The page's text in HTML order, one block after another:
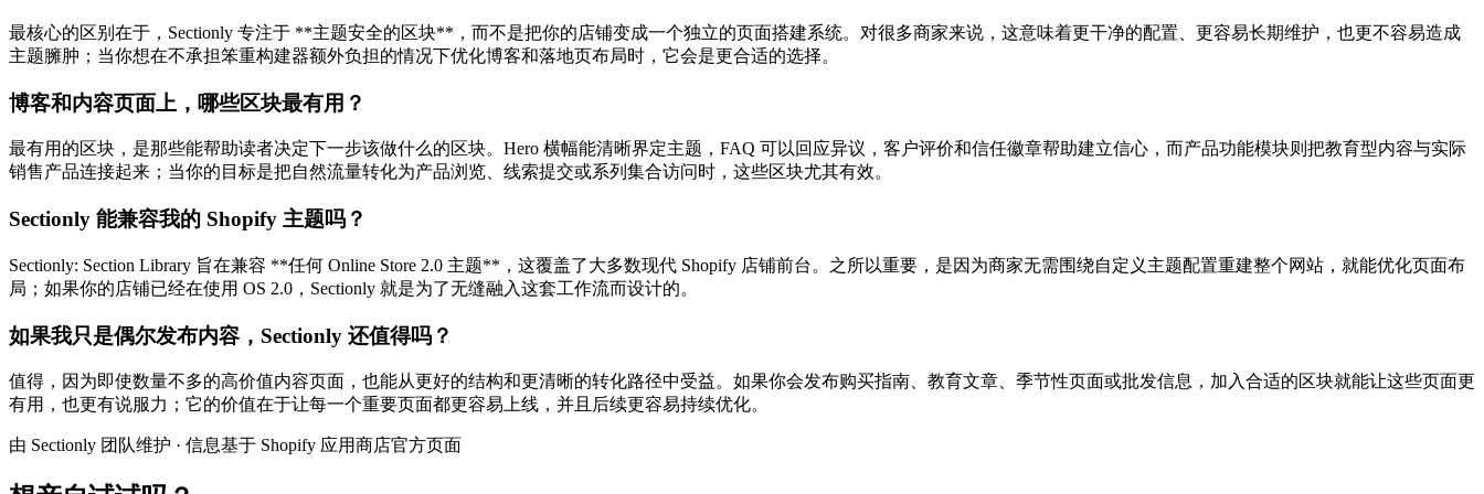
最核心的区别在于，Sectionly 专注于 **主题安全的区块**，而不是把你的店铺变成一个独立的页面搭建系统。对很多商家来说，这意味着更干净的配置、更容易长期维护，也更不容易造成
主题臃肿；当你想在不承担笨重构建器额外负担的情况下优化博客和落地页布局时，它会是更合适的选择。
博客和内容页面上，哪些区块最有用？
最有用的区块，是那些能帮助读者决定下一步该做什么的区块。Hero 横幅能清晰界定主题，FAQ 可以回应异议，客户评价和信任徽章帮助建立信心，而产品功能模块则把教育型内容与实际
销售产品连接起来；当你的目标是把自然流量转化为产品浏览、线索提交或系列集合访问时，这些区块尤其有效。
Sectionly 能兼容我的 Shopify 主题吗？
Sectionly: Section Library 旨在兼容 **任何 Online Store 2.0 主题**，这覆盖了大多数现代 Shopify 店铺前台。之所以重要，是因为商家无需围绕自定义主题配置重建整个网站，就能优化页面布
局；如果你的店铺已经在使用 OS 2.0，Sectionly 就是为了无缝融入这套工作流而设计的。
如果我只是偶尔发布内容，Sectionly 还值得吗？
值得，因为即使数量不多的高价值内容页面，也能从更好的结构和更清晰的转化路径中受益。如果你会发布购买指南、教育文章、季节性页面或批发信息，加入合适的区块就能让这些页面更
有用，也更有说服力；它的价值在于让每一个重要页面都更容易上线，并且后续更容易持续优化。
由 Sectionly 团队维护 · 信息基于 Shopify 应用商店官方页面